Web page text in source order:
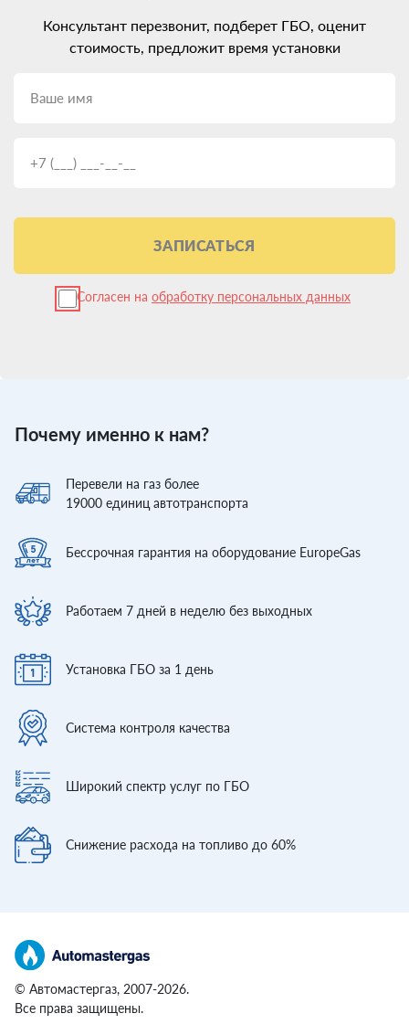
Консультант перезвонит, подберет ГБО, оценит
стоимость, предложит время установки
ЗАПИСАТЬСЯ
Согласен на обработку персональных данных
Почему именно к нам?
Перевели на газ более
19000 единиц автотранспорта
Бессрочная гарантия на оборудование EuropeGas
Работаем 7 дней в неделю без выходных
Установка ГБО за 1 день
Система контроля качества
Широкий спектр услуг по ГБО
Снижение расхода на топливо до 60%
© Автомастергаз, 2007-2026.
Все права защищены.